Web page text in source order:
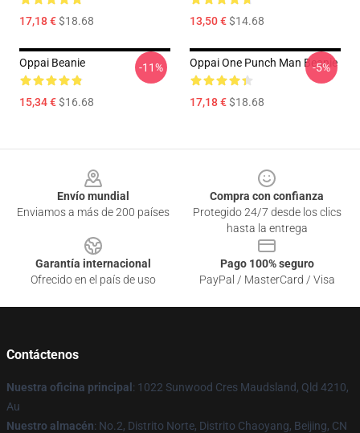
17,18 €$18.68 13,50 €$14.68
Oppai Beanie
15,34 €$16.68
-11% Oppai One Punch Man Beanie
17,18 €$18.68
-5%
Envío mundial
Enviamos a más de 200 países
Compra con confianza
Protegido 24/7 desde los clics
hasta la entrega
Garantía internacional
Ofrecido en el país de uso
Pago 100% seguro
PayPal / MasterCard / Visa
Contáctenos
Nuestra oficina principal : 1022 Sunwood Cres Maudsland, Qld 4210,
Au
Nuestro almacén: No.2, Distrito Norte, Distrito Chaoyang, Beijing, CN